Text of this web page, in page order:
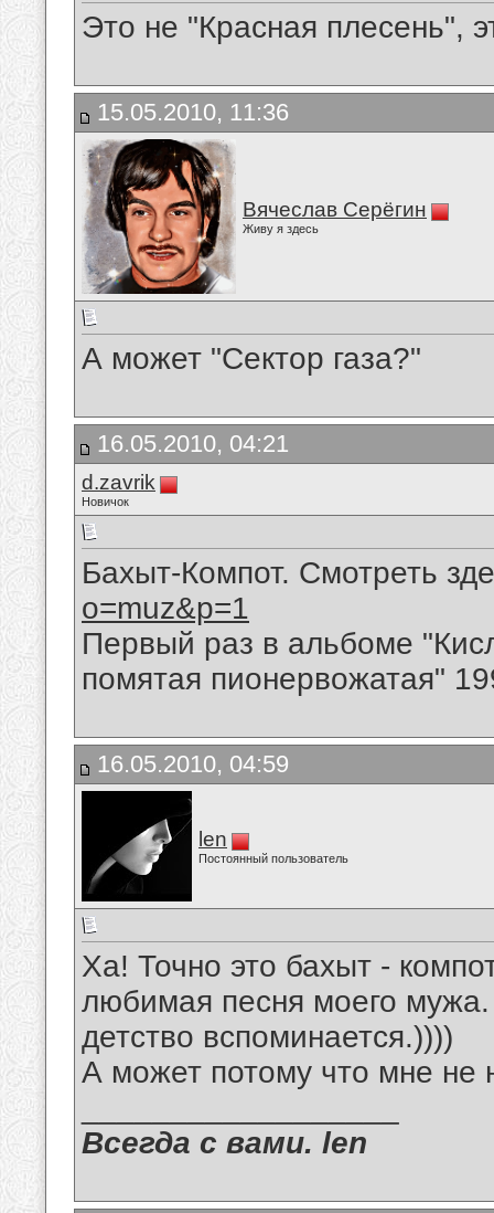
Это не "Красная плесень",
15.05.2010, 11:36
Вячеслав Серёгин
Живу я здесь
А может "Сектор газа?"
16.05.2010, 04:21
d.zavrik
Новичок
Бахыт-Компот. Смотреть
o=muz&p=1
Первый раз в альбоме
помятая пионервожатая"
16.05.2010, 04:59
len
Постоянный пользователь
Ха! Точно это бахыт -
любимая песня моего
детство вспоминается.))))
А может потому что мне не
Всегда с вами. len